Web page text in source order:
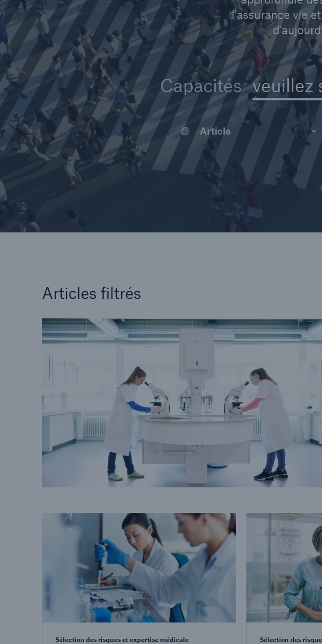
Capacités veuillez
l’assurance vie
Article
Étude de cas
Vidéo et webinaire
Articles filtrés
Sélection des risques et expertise médicale Sélection des